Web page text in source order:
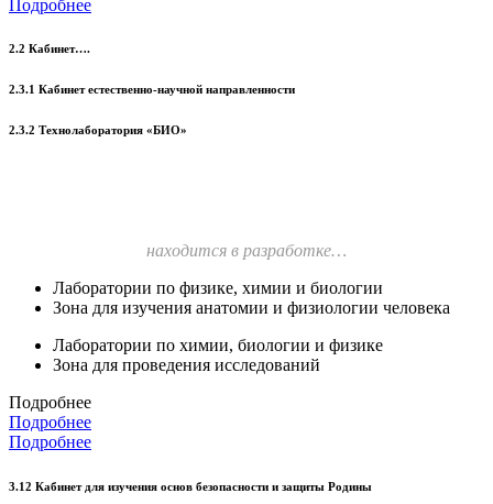
Подробнее
2.2 Кабинет….
2.3.1 Кабинет естественно-научной направленности
2.3.2 Технолаборатория «БИО»
находится в разработке…
Лаборатории по физике, химии и биологии
Зона для изучения анатомии и физиологии человека
Лаборатории по химии, биологии и физике
Зона для проведения исследований
Подробнее
Подробнее
Подробнее
3.12 Кабинет для изучения основ безопасности и защиты Родины